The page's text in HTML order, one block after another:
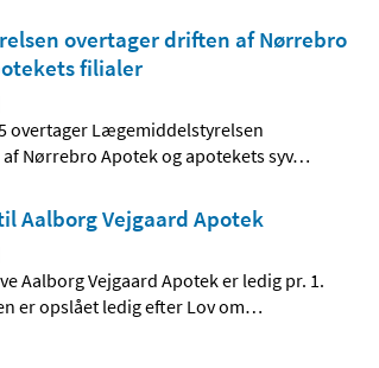
overtager driften af Nørrebro
filialer
overtager Lægemiddelstyrelsen
Nørrebro Apotek og apotekets syv…
Aalborg Vejgaard Apotek
Aalborg Vejgaard Apotek er ledig pr. 1.
er opslået ledig efter Lov om…